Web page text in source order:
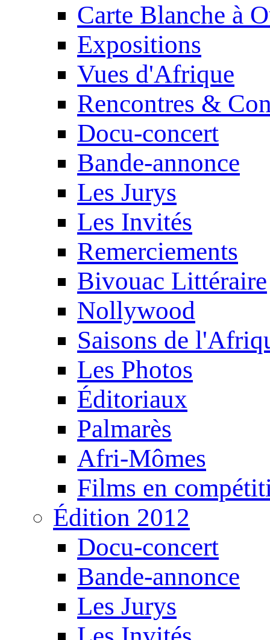
Carte Blanche à
Expositions
Vues d'Afrique
Rencontres &
Docu-concert
Bande-annonce
Les Jurys
Les Invités
Remerciements
Bivouac Littéraire
Nollywood
Saisons de
Les Photos
Éditoriaux
Palmarès
Afri-Mômes
Films en
Édition 2012
Docu-concert
Bande-annonce
Les Jurys